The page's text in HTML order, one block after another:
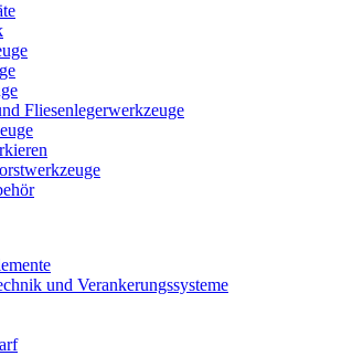
Fliesenlegerwerkzeuge
und Verankerungssysteme